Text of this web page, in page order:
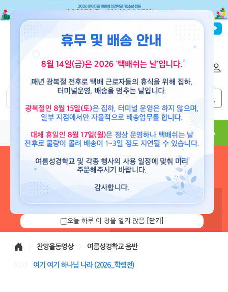
파이디온선교회
도서 뮤직 용품 현수막 콘텐츠
로그인 하시면 보유 캐쉬 확
니다.
찬양율동영상 여름성경학교 음반
여기 여기 하나님 나라 (2026_학령전)
오늘 하루 이 창을 열지 않음 [닫기]